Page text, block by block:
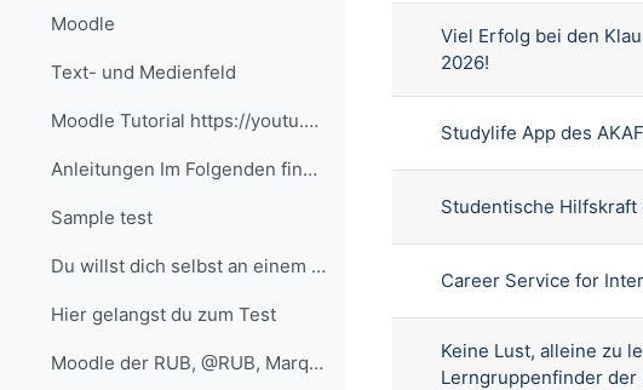
Moodle
Text- und Medienfeld
Moodle Tutorial https://youtu.be/eRzVKqXxQIU?si=a8...
Anleitungen Im Folgenden findest du ausgewählte An...
Sample test
Du willst dich selbst an einem Test versuchen? Nut...
Hier gelangst du zum Test
Moodle der RUB, @RUB, Marquard
Viel Erfolg bei den
2026!
Studylife App des
Studentische Hilfskraft
Career Service for
Keine Lust, alleine zu
Lerngruppenfinder der